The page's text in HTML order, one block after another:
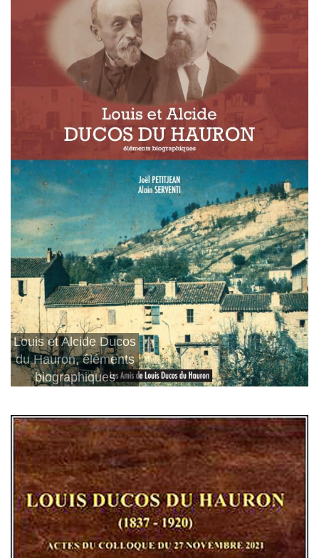
Louis et Alcide Ducos
du Hauron, éléments
biographiques